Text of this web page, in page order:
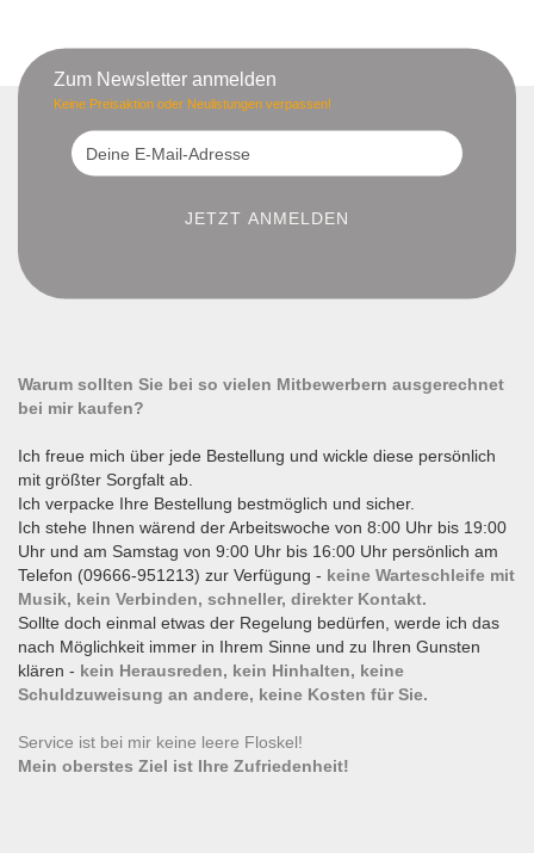
Zum Newsletter anmelden
Keine Preisaktion oder Neulistungen verpassen!
Warum sollten Sie bei so vielen Mitbewerbern ausgerechnet
bei mir kaufen?
Ich freue mich über jede Bestellung und wickle diese persönlich
mit größter Sorgfalt ab.
Ich verpacke Ihre Bestellung bestmöglich und sicher.
Ich stehe Ihnen wärend der Arbeitswoche von 8:00 Uhr bis 19:00
Uhr und am Samstag von 9:00 Uhr bis 16:00 Uhr persönlich am
Telefon (09666-951213) zur Verfügung - keine Warteschleife mit
Musik, kein Verbinden, schneller, direkter Kontakt.
Sollte doch einmal etwas der Regelung bedürfen, werde ich das
nach Möglichkeit immer in Ihrem Sinne und zu Ihren Gunsten
klären - kein Herausreden, kein Hinhalten, keine
Schuldzuweisung an andere, keine Kosten für Sie.
Service ist bei mir keine leere Floskel!
Mein oberstes Ziel ist Ihre Zufriedenheit!